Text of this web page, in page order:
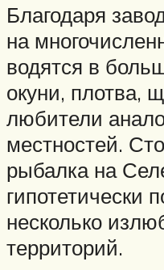
Благодаря
на
водятся в
окуни, плотва,
любители
местностей.
рыбалка на
гипотетически
несколько
территорий.